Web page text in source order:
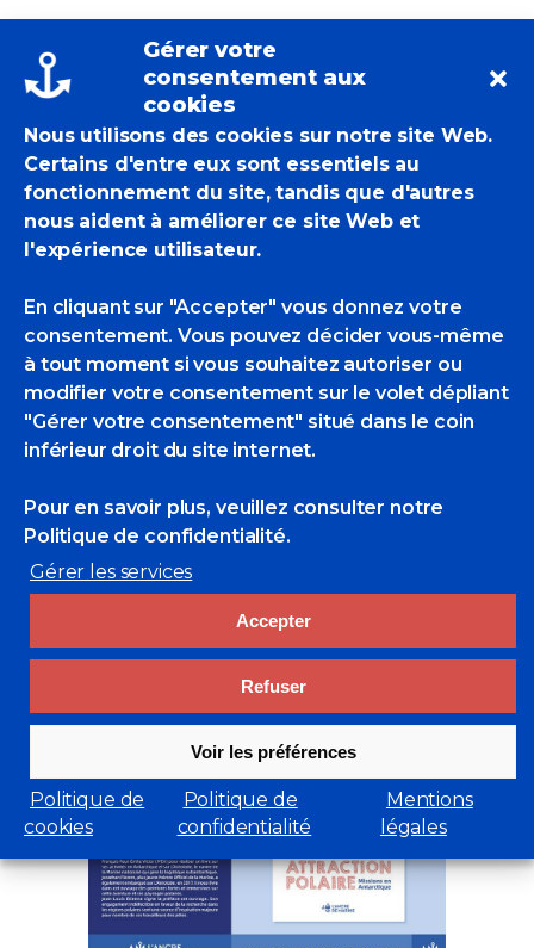
Gérer votre
consentement aux
cookies
Nous utilisons des cookies sur notre site Web.
Certains d'entre eux sont essentiels au
fonctionnement du site, tandis que d'autres
nous aident à améliorer ce site Web et
l'expérience utilisateur.
En cliquant sur "Accepter" vous donnez votre
consentement. Vous pouvez décider vous-même
à tout moment si vous souhaitez autoriser ou
modifier votre consentement sur le volet dépliant
"Gérer votre consentement" situé dans le coin
inférieur droit du site internet.
Pour en savoir plus, veuillez consulter notre
Politique de confidentialité.
Gérer les services
Accepter
Refuser
Voir les préférences
Politique de
cookies
Politique de
confidentialité
Mentions
légales
3 octobre 2025
Individuelles
Marie Détrée-Hourrière
Marie Détrée,
trois parutions.
découvrir ses trois derniers livres.
Actualités des POM.